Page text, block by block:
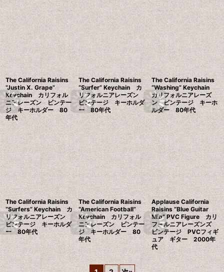
The California Raisins
“Justin X. Grape”
Keychain カリフォル
ニアレーズン ビンテー
ジ キーホルダー 80
年代
The California Raisins
“Surfer” Keychain カ
リフォルニアレーズン
ビンテージ キーホルダ
ー 80年代
The California Raisins
“Washing” Keychain
カリフォルニアレーズ
ン ビンテージ キーホ
ルダー 80年代
The California Raisins
“Surfers” Keychain カ
リフォルニアレーズン
ビンテージ キーホルダ
ー 80年代
The California Raisins
“American Football”
Keychain カリフォル
ニアレーズン ビンテー
ジ キーホルダー 80
年代
Applause California
Raisins “Blue Guitar
Mib” PVC Figure カリ
フォルニアレーズンズ
ビンテージ PVCフィギ
ュア ギター 2000年
代